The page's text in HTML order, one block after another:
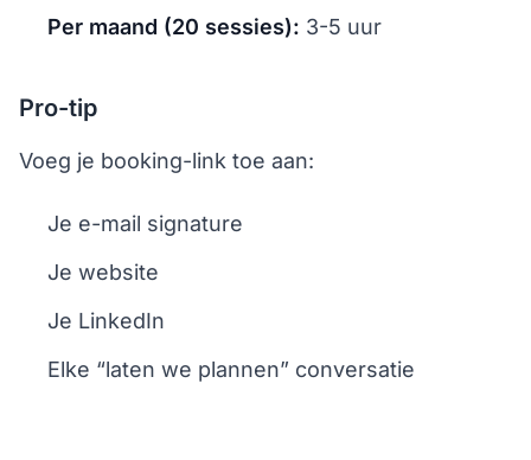
Per maand (20 sessies): 3-5 uur
Pro-tip
Voeg je booking-link toe aan:
Je e-mail signature
Je website
Je LinkedIn
Elke “laten we plannen” conversatie